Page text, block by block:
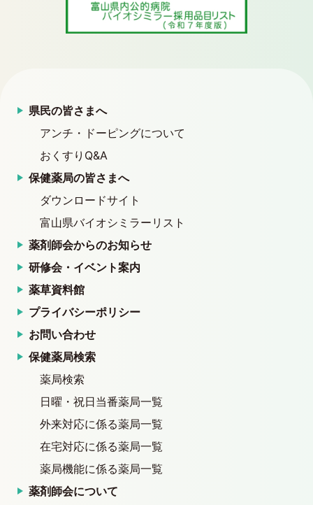
県民の皆さまへ
アンチ・ドーピングについて
おくすりQ&A
保健薬局の皆さまへ
ダウンロードサイト
富山県バイオシミラーリスト
薬剤師会からのお知らせ
研修会・イベント案内
薬草資料館
プライバシーポリシー
お問い合わせ
保健薬局検索
薬局検索
日曜・祝日当番薬局一覧
外来対応に係る薬局一覧
在宅対応に係る薬局一覧
薬局機能に係る薬局一覧
薬剤師会について